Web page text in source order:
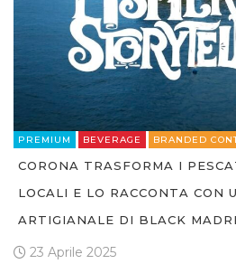
PREMIUM BEVERAGE BRANDED
CORONA TRASFORMA I
LOCALI E LO RACCONTA CON
ARTIGIANALE DI BLACK
23 Aprile 2025